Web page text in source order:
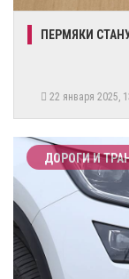
ПЕРМЯКИ
22 января 2025,
ДОРОГИ И